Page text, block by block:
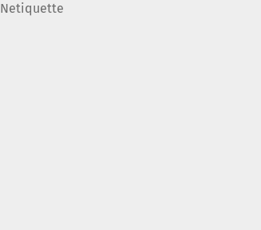
Netiquette